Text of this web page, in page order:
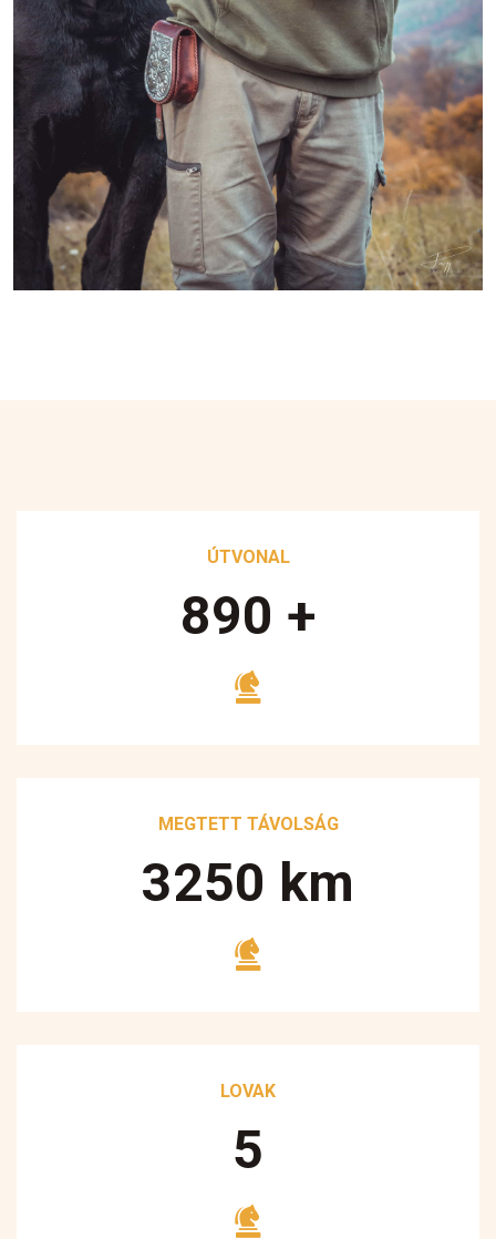
ÚTVONAL
890 +
MEGTETT TÁVOLSÁG
3250 km
LOVAK
5